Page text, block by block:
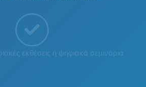
εκθέσεις ή ψηφιακά σεμινάρια